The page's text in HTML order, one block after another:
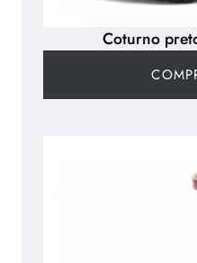
Coturno